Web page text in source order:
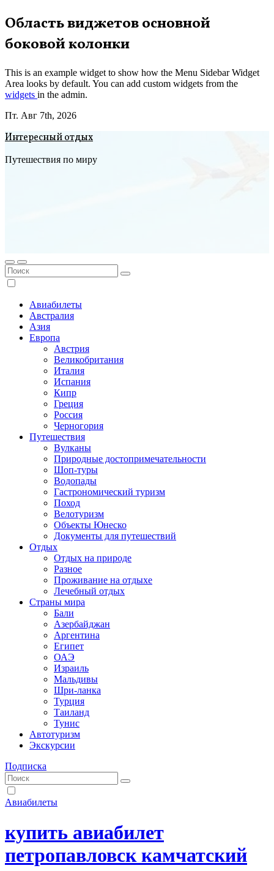
Перейти
к
содержимому
Область виджетов основной
боковой колонки
This is an example widget to show how the Menu Sidebar Widget
Area looks by default. You can add custom widgets from the
widgets in the admin.
Пт. Авг 7th, 2026
Интересный отдых
Путешествия по миру
Авиабилеты
Австралия
Азия
Европа
Австрия
Великобритания
Италия
Испания
Кипр
Греция
Россия
Черногория
Путешествия
Вулканы
Природные достопримечательности
Шоп-туры
Водопады
Гастрономический туризм
Поход
Велотуризм
Объекты Юнеско
Документы для путешествий
Отдых
Отдых на природе
Разное
Проживание на отдыхе
Лечебный отдых
Страны мира
Бали
Азербайджан
Аргентина
Египет
ОАЭ
Израиль
Мальдивы
Шри-ланка
Турция
Таиланд
Тунис
Автотуризм
Экскурсии
Подписка
Авиабилеты
купить авиабилет
петропавловск камчатский